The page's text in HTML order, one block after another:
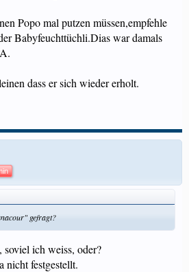
Popo mal putzen müssen,empfehle
Babyfeuchttüchli.Dias war damals
dass er sich wieder erholt.
gefragt?
ich weiss, oder?
nicht festgestellt.